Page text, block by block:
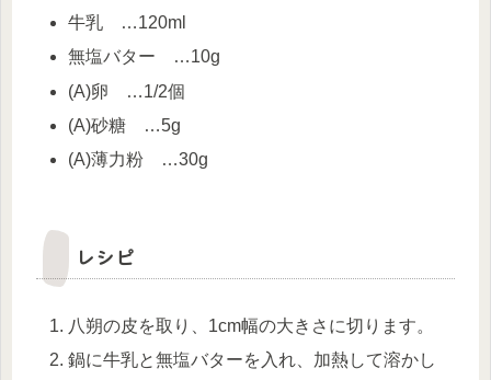
牛乳 …120ml
無塩バター …10g
(A)卵 …1/2個
(A)砂糖 …5g
(A)薄力粉 …30g
レシピ
八朔の皮を取り、1cm幅の大きさに切ります。
鍋に牛乳と無塩バターを入れ、加熱して溶かし